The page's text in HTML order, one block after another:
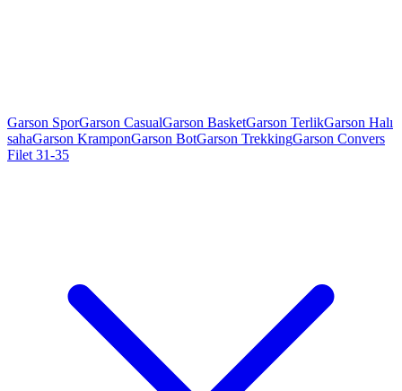
Garson SporGarson CasualGarson BasketGarson TerlikGarson Halı
sahaGarson KramponGarson BotGarson TrekkingGarson Convers
Filet 31-35